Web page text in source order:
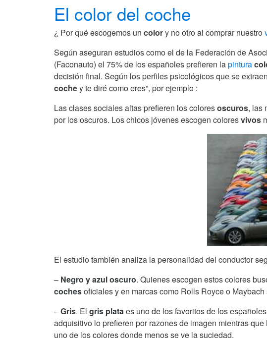
El color del coche
¿ Por qué escogemos un colory no otro al comprar nuestro
Según aseguran estudios como el de la Federación de
(Faconauto) el 75% de los españoles prefieren lapintura
decisión final. Según los perfiles psicológicos que se
cochey te diré como eres”, por ejemplo :
Las clases sociales altas prefieren los coloresoscuros, las
por los oscuros. Los chicos jóvenes escogen coloresvivos
El estudio también analiza la personalidad del conductor
– Negro y azul oscuro. Quienes escogen estos colores
cochesoficiales y en marcas como Rolls Royce o Maybach
–Gris. El gris plata es uno de los favoritos de los
adquisitivo lo prefieren por razones de imagen mientras
uno de los colores donde menos se ve la suciedad.